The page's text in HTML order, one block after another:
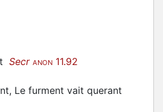
Secr ANON 11.92
Le furment vait querant